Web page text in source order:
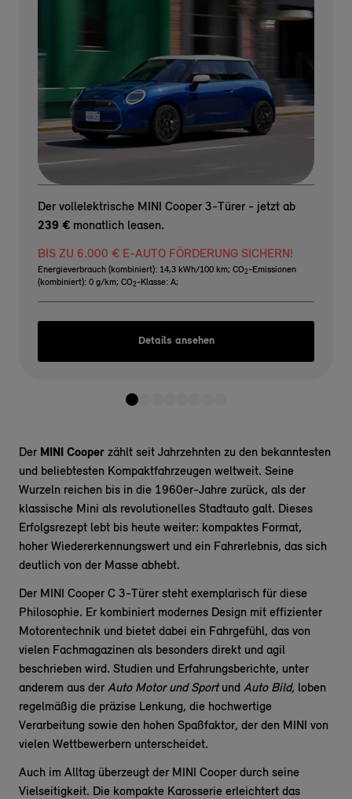
Der vollelektrische MINI Cooper 3-Türer - jetzt ab
239 € monatlich leasen.
BIS ZU 6.000 € E-AUTO FÖRDERUNG SICHERN!
Energieverbrauch (kombiniert): 14,3 kWh/100 km; CO2 -Emissionen
(kombiniert): 0 g/km; CO2 -Klasse: A;
Details ansehen
Der MINI Cooper zählt seit Jahrzehnten zu den bekanntesten
und beliebtesten Kompaktfahrzeugen weltweit. Seine
Wurzeln reichen bis in die 1960er-Jahre zurück, als der
klassische Mini als revolutionelles Stadtauto galt. Dieses
Erfolgsrezept lebt bis heute weiter: kompaktes Format,
hoher Wiedererkennungswert und ein Fahrerlebnis, das sich
deutlich von der Masse abhebt.
Der MINI Cooper C 3-Türer steht exemplarisch für diese
Philosophie. Er kombiniert modernes Design mit effizienter
Motorentechnik und bietet dabei ein Fahrgefühl, das von
vielen Fachmagazinen als besonders direkt und agil
beschrieben wird. Studien und Erfahrungsberichte, unter
anderem aus der Auto Motor und Sportund Auto Bild, loben
regelmäßig die präzise Lenkung, die hochwertige
Verarbeitung sowie den hohen Spaßfaktor, der den MINI von
vielen Wettbewerbern unterscheidet.
Auch im Alltag überzeugt der MINI Cooper durch seine
Vielseitigkeit. Die kompakte Karosserie erleichtert das